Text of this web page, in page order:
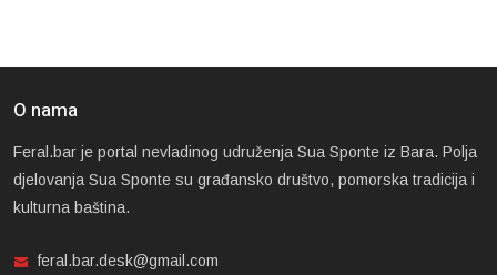
O nama
Feral.bar je portal nevladinog udruženja Sua Sponte iz Bara. Polja
djelovanja Sua Sponte su građansko društvo, pomorska tradicija i
kulturna baština.
feral.bar.desk@gmail.com